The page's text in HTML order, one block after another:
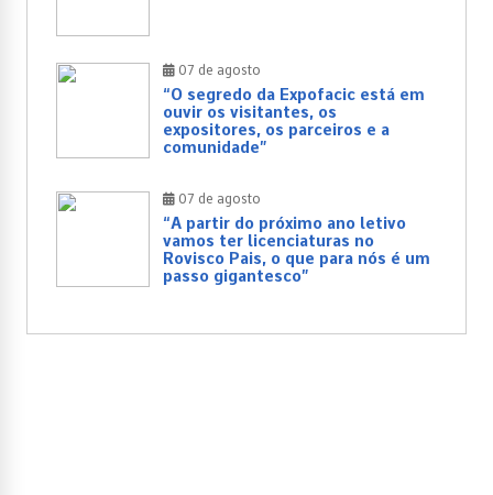
07 de agosto
“O segredo da Expofacic está em
ouvir os visitantes, os
expositores, os parceiros e a
comunidade”
07 de agosto
“A partir do próximo ano letivo
vamos ter licenciaturas no
Rovisco Pais, o que para nós é um
passo gigantesco”